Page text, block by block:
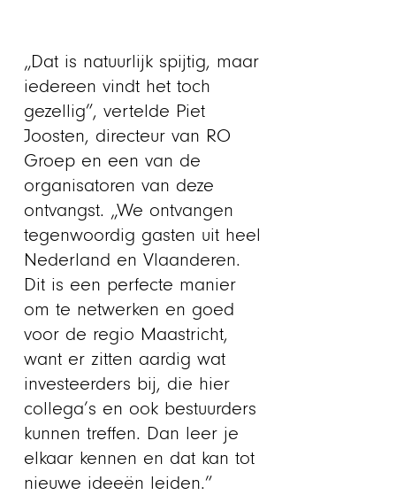
„Dat is natuurlijk spijtig, maar
iedereen vindt het toch
gezellig”, vertelde Piet
Joosten, directeur van RO
Groep en een van de
organisatoren van deze
ontvangst. „We ontvangen
tegenwoordig gasten uit heel
Nederland en Vlaanderen.
Dit is een perfecte manier
om te netwerken en goed
voor de regio Maastricht,
want er zitten aardig wat
investeerders bij, die hier
collega’s en ook bestuurders
kunnen treffen. Dan leer je
elkaar kennen en dat kan tot
nieuwe ideeën leiden.”